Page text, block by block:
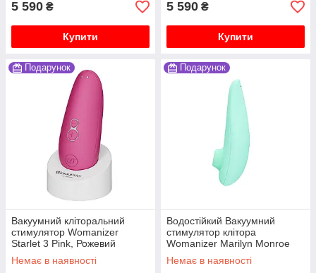
5 590 ₴
Купити
5 590 ₴
Купити
Подарунок
Вакуумний кліторальний
стимулятор Womanizer
Starlet 3 Pink, Рожевий
Немає в наявності
Подарунок
Водостійкий Вакуумний
стимулятор клітора
Womanizer Marilyn Monroe
Mint
Немає в наявності